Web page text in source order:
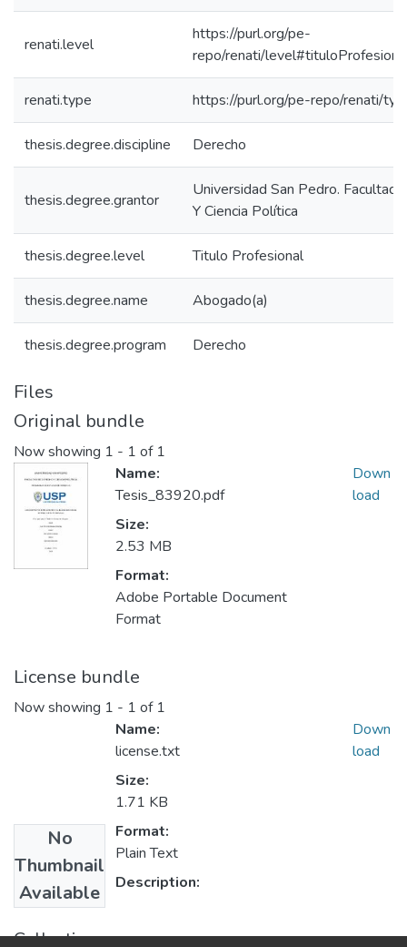
renati.level
https://purl.org/pe-
repo/renati/
renati.type https://purl.org/pe-repo/renati/
thesis.degree.discipline Derecho
thesis.degree.grantor
Universidad San Pedro. Facultad
Y Ciencia Política
thesis.degree.level Titulo Profesional
thesis.degree.name Abogado(a)
thesis.degree.program Derecho
Files
Original bundle
Now showing 1 - 1 of 1
Name:
Tesis_83920.pdf
Size:
2.53 MB
Format:
Adobe Portable Document
Format
Down
load
License bundle
Now showing 1 - 1 of 1
No
Thumbnail
Available
Name:
license.txt
Size:
1.71 KB
Format:
Plain Text
Description:
Down
load
Collections